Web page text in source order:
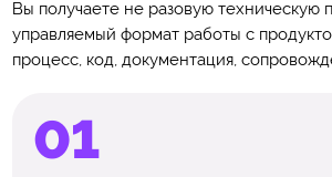
Вы получаете не разовую техническую
управляемый формат работы с
процесс, код, документация,